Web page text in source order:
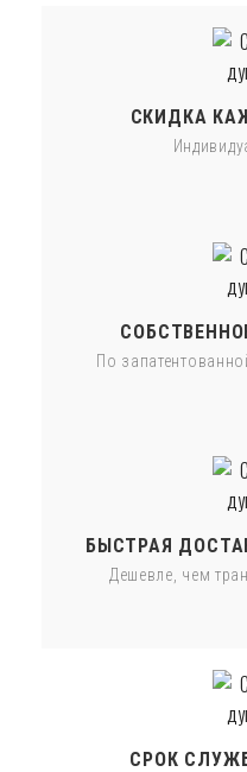
СКИДКА
По
БЫСТРАЯ
Дешевле, чем
СРОК